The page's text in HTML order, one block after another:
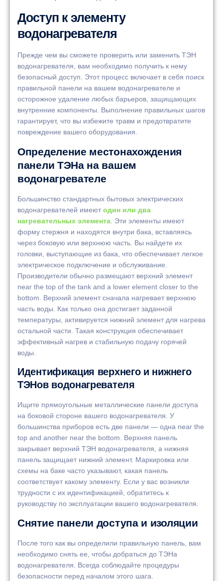
Доступ к элементу
водонагревателя
Прежде чем вы сможете проверить или заменить ТЭН
водонагревателя, вам необходимо получить к нему
безопасный доступ. Этот процесс включает в себя поиск
правильной панели на вашем водонагревателе и
осторожное удаление любых барьеров, защищающих
внутренние компоненты. Выполнение правильных шагов
гарантирует, что вы избежите травм и предотвратите
повреждение вашего оборудования.
Определение местонахождения
панели ТЭНа на вашем
водонагревателе
Большинство стандартных бытовых электрических
водонагревателей имеют один или два
нагревательных элемента . Эти элементы имеют
форму стержня и находятся внутри бака, вставляясь
через боковую или верхнюю часть. Вы найдете их
головки, выступающие из бака, что обеспечивает легкое
электрическое подключение и обслуживание.
Производители обычно размещают верхний элемент
near the top of the tank and a lower element closer to the
bottom. Верхний элемент сначала нагревает верхнюю
часть воды. Как только она достигает заданной
температуры, активируется нижний элемент для нагрева
остальной части. Такая конструкция обеспечивает
эффективный нагрев и стабильную подачу горячей
воды.
Идентификация верхнего и нижнего
ТЭНов водонагревателя
Ищите прямоугольные металлические панели доступа
на боковой стороне вашего водонагревателя. У
большинства приборов есть две панели — одна near the
top and another near the bottom. Верхняя панель
закрывает верхний ТЭН водонагревателя, а нижняя
панель защищает нижний элемент. Маркировка или
схемы на баке часто указывают, какая панель
соответствует какому элементу. Если у вас возникли
трудности с их идентификацией, обратитесь к
руководству по эксплуатации вашего водонагревателя.
Снятие панели доступа и изоляции
После того как вы определили правильную панель, вам
необходимо снять ее, чтобы добраться до ТЭНа
водонагревателя. Всегда соблюдайте процедуры
безопасности перед началом этого шага.